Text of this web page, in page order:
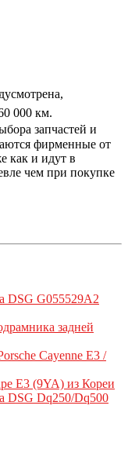
000 км.
запчастей и
фирменные от
как и идут в
чем при покупке
DSG G055529A2
задней
Cayenne E3 /
E3 (9YA) из Кореи
DSG Dq250/Dq500